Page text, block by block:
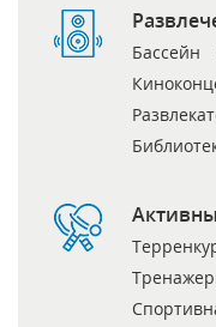
Бассейн